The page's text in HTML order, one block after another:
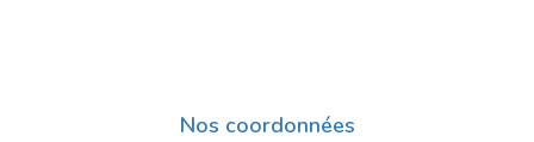
Nos coordonnées